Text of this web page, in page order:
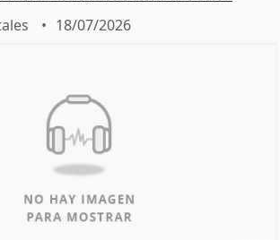
18/07/2026